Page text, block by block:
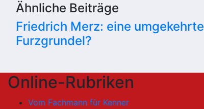
Ähnliche Beiträge
Friedrich Merz: eine umgekehrte
Furzgrundel?
Online-Rubriken
Vom Fachmann für Kenner